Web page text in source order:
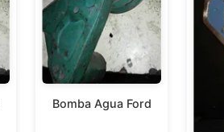
Bomba Agua Ford